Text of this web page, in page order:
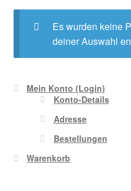
Es wurden keine
deiner Auswahl
Mein Konto (Login)
Konto-Details
Adresse
Bestellungen
Warenkorb